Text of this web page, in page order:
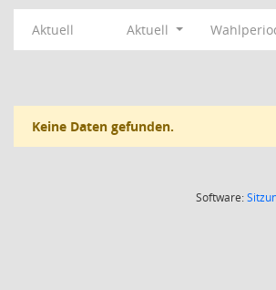
Aktuell Aktuell
Keine Daten gefunden.
Software: